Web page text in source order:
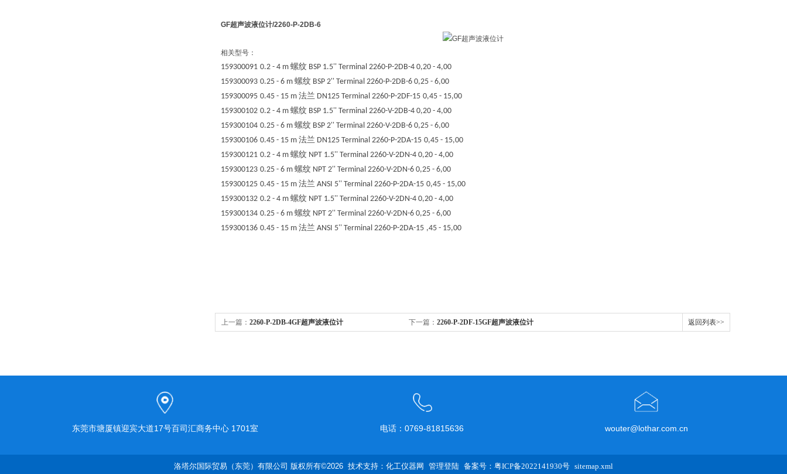
GF超声波液位计/2260-P-2DB-6
相关型号：
159300091 0.2 - 4 m 螺纹 BSP 1.5'' Terminal 2260-P-2DB-4 0,20 - 4,00
159300093 0.25 - 6 m 螺纹 BSP 2'' Terminal 2260-P-2DB-6 0,25 - 6,00
159300095 0.45 - 15 m 法兰 DN125 Terminal 2260-P-2DF-15 0,45 - 15,00
159300102 0.2 - 4 m 螺纹 BSP 1.5'' Terminal 2260-V-2DB-4 0,20 - 4,00
159300104 0.25 - 6 m 螺纹 BSP 2'' Terminal 2260-V-2DB-6 0,25 - 6,00
159300106 0.45 - 15 m 法兰 DN125 Terminal 2260-P-2DA-15 0,45 - 15,00
159300121 0.2 - 4 m 螺纹 NPT 1.5'' Terminal 2260-V-2DN-4 0,20 - 4,00
159300123 0.25 - 6 m 螺纹 NPT 2'' Terminal 2260-V-2DN-6 0,25 - 6,00
159300125 0.45 - 15 m 法兰 ANSI 5'' Terminal 2260-P-2DA-15 0,45 - 15,00
159300132 0.2 - 4 m 螺纹 NPT 1.5'' Terminal 2260-V-2DN-4 0,20 - 4,00
159300134 0.25 - 6 m 螺纹 NPT 2'' Terminal 2260-V-2DN-6 0,25 - 6,00
159300136 0.45 - 15 m 法兰 ANSI 5'' Terminal 2260-P-2DA-15 ,45 - 15,00
上一篇： 2260-P-2DB-4GF超声波液位计 下一篇： 2260-P-2DF-15GF超声波液位计 返回列表>>
东莞市塘厦镇迎宾大道17号百司汇商务中心 1701室 电话：0769-81815636 wouter@lothar.com.cn
洛塔尔国际贸易（东莞）有限公司 版权所有©2026 技术支持： 化工仪器网 管理登陆 备案号：粤ICP备2022141930号 sitemap.xml